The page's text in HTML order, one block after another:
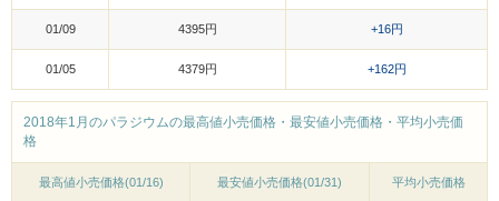
01/09 4395円 +16円
01/05 4379円 +162円
2018年1月のパラジウムの最高値小売価格・最安値小売価格・平均小売価
格
最高値小売価格(01/16) 最安値小売価格(01/31) 平均小売価格